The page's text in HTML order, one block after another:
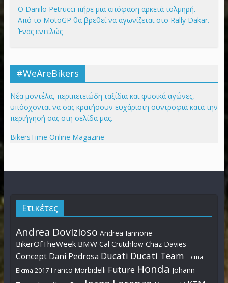
Ο Danilo Petrucci πήρε μια απόφαση αρκετά τολμηρή.
Από το MotoGP θα βρεθεί να αγωνίζεται στο Rally Dakar.
Ένας εντελώς
#WeAreBikers
Νέα μοντέλα, περιπετειώδη ταξίδια και φυσικά αγώνες,
υπόσχονται να σας κρατήσουν ευχάριστη συντροφιά κατά την
περιήγησή σας στη σελίδα μας.
BikersTime Online Magazine
Ετικέτες
Andrea Dovizioso Andrea Iannone
BikerOfTheWeek BMW Cal Crutchlow Chaz Davies
Concept Dani Pedrosa Ducati Ducati Team Eicma
Eicma 2017 Franco Morbidelli Future Honda Johann